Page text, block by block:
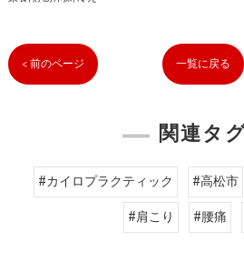
< 前のページ 一覧に戻る
関連タ
#カイロプラクティック #高松市
#肩こり
#腰痛